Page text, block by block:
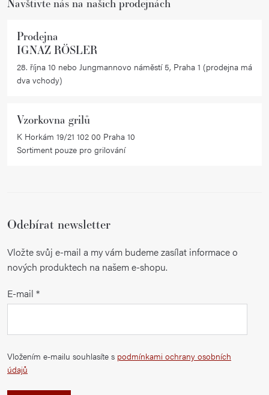
Navštivte nás na našich prodejnách
Prodejna
IGNAZ RÖSLER
28. října 10 nebo Jungmannovo náměstí 5, Praha 1 (prodejna má
dva vchody)
Vzorkovna grilů
K Horkám 19/21 102 00 Praha 10
Sortiment pouze pro grilování
Odebírat newsletter
Vložte svůj e-mail a my vám budeme zasílat informace o
nových produktech na našem e-shopu.
E-mail
Vložením e-mailu souhlasíte s podmínkami ochrany osobních
údajů